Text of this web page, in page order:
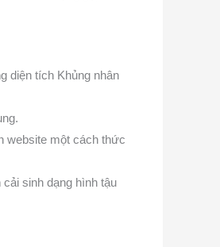
diện tích Khủng nhân
website một cách thức
sinh dạng hình tậu